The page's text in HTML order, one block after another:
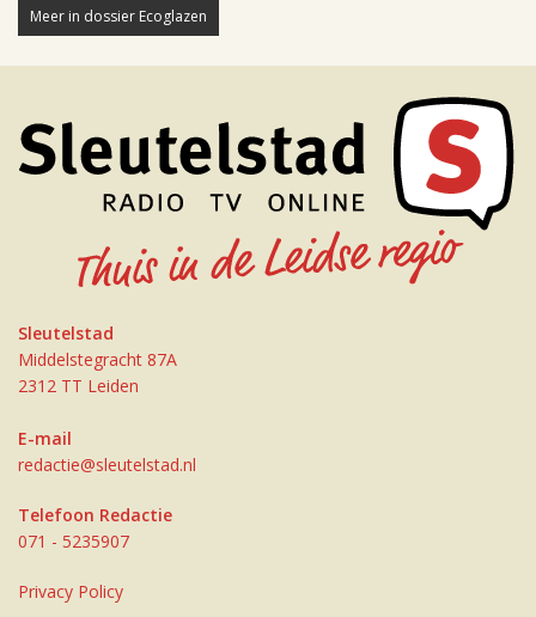
Meer in dossier Ecoglazen
Sleutelstad
Middelstegracht 87A
2312 TT Leiden
E-mail
redactie@sleutelstad.nl
Telefoon Redactie
071 - 5235907
Privacy Policy